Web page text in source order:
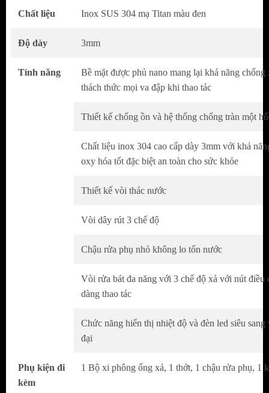
ƯU ĐIỂM NỔI BẬT
Chậu rửa bát thông minh 5 phím
ước, chậu 1 hố với kích thước
D1000cmxR46cmxC22cm.
Sản phẩm được chế tạo ép khuân liền khối
lòng chậu.
chống xước thách thức mọi va đập khi thao
tác.
Chất liệu Inox SUS 304 mạ Titan màu đen
Độ dày 3mm
Tính năng
Bề mặt được phủ nano mang lại khả năng chống
thách thức mọi va đập khi thao tác
Thiết kế chống ồn và hệ thống chống tràn một hố
Chất liệu inox 304 cao cấp dày 3mm với khả
oxy hóa tốt đặc biệt an toàn cho sức khỏe
Thiết kế vòi thác nước
Vòi dây rút 3 chế độ
Chậu rửa phụ nhỏ không lo tốn nước
Vòi rửa bát đa năng với 3 chế độ xả với nút điều
dàng thao tác
Chức năng hiển thị nhiệt độ và đèn led siêu sang
đại
Phụ kiện đi
kèm
1 Bộ xi phông ống xả, 1 thớt, 1 chậu rửa phụ, 1